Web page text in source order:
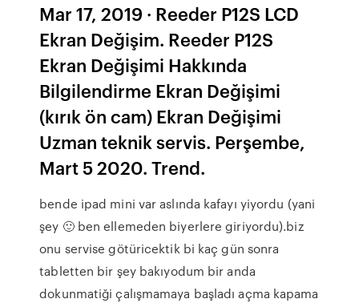
Mar 17, 2019 · Reeder P12S LCD
Ekran Değişim. Reeder P12S
Ekran Değişimi Hakkında
Bilgilendirme Ekran Değişimi
(kırık ön cam) Ekran Değişimi
Uzman teknik servis. Perşembe,
Mart 5 2020. Trend.
bende ipad mini var aslında kafayı yiyordu (yani
şey 🙂 ben ellemeden biyerlere giriyordu).biz
onu servise götüricektik bi kaç gün sonra
tabletten bir şey bakıyodum bir anda
dokunmatiği çalışmamaya başladı açma kapama